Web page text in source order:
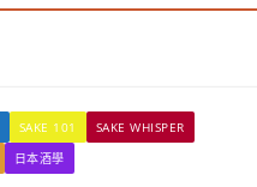
SAKE 101
SAKE WHISPER
日本酒學